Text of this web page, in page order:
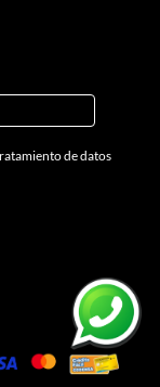
de datos